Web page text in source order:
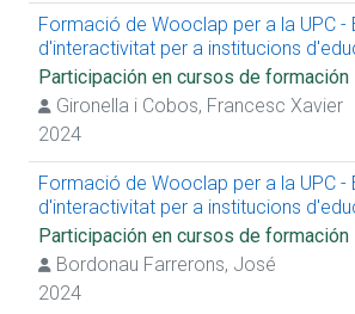
Formació de Wooclap per a la UPC -
d'interactivitat per a institucions
Participación en cursos de formación
Gironella i Cobos, Francesc Xavier
2024
Formació de Wooclap per a la UPC -
d'interactivitat per a institucions
Participación en cursos de formación
Bordonau Farrerons, José
2024